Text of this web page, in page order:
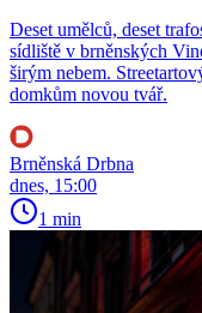
Deset umělců, deset
sídliště v brněnských
širým nebem.
domkům novou tvář.
Brněnská Drbna
dnes, 15:00
1 min